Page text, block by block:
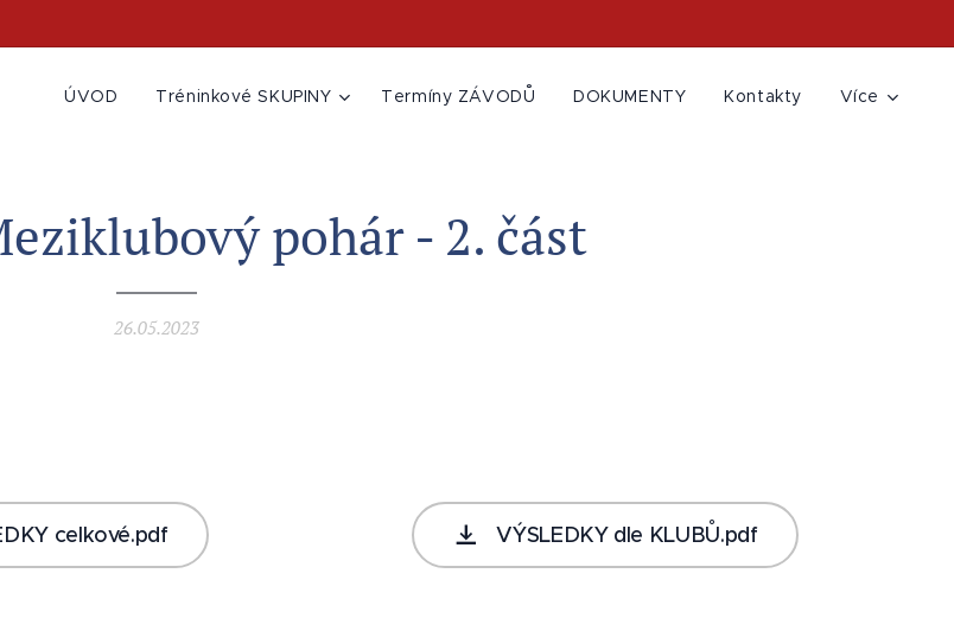
ÚVOD Tréninkové SKUPINY Termíny ZÁVODŮ DOKUMENTY Kontakty Více
pohár - 2. část
26.05.2023
celkové.pdf VÝSLEDKY dle KLUBŮ.pdf